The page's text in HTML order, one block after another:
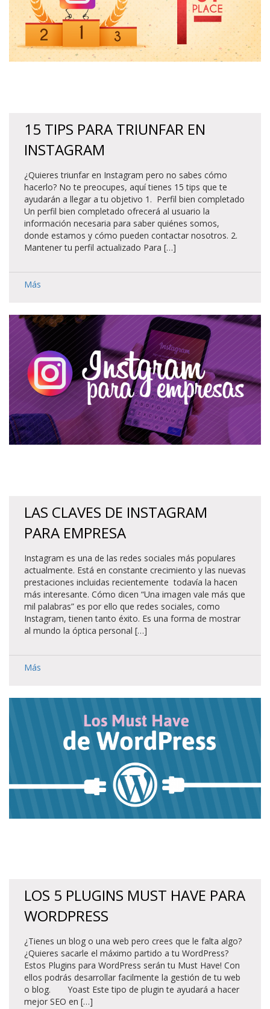
15 TIPS PARA TRIUNFAR EN
INSTAGRAM
¿Quieres triunfar en Instagram pero no sabes cómo
hacerlo? No te preocupes, aquí tienes 15 tips que te
ayudarán a llegar a tu objetivo 1. Perfil bien completado
Un perfil bien completado ofrecerá al usuario la
información necesaria para saber quiénes somos,
donde estamos y cómo pueden contactar nosotros. 2.
Mantener tu perfil actualizado Para […]
Más
LAS CLAVES DE INSTAGRAM
PARA EMPRESA
Instagram es una de las redes sociales más populares
actualmente. Está en constante crecimiento y las nuevas
prestaciones incluidas recientemente todavía la hacen
más interesante. Cómo dicen “Una imagen vale más que
mil palabras” es por ello que redes sociales, como
Instagram, tienen tanto éxito. Es una forma de mostrar
al mundo la óptica personal […]
Más
LOS 5 PLUGINS MUST HAVE PARA
WORDPRESS
¿Tienes un blog o una web pero crees que le falta algo?
¿Quieres sacarle el máximo partido a tu WordPress?
Estos Plugins para WordPress serán tu Must Have! Con
ellos podrás desarrollar facilmente la gestión de tu web
o blog. Yoast Este tipo de plugin te ayudará a hacer
mejor SEO en […]